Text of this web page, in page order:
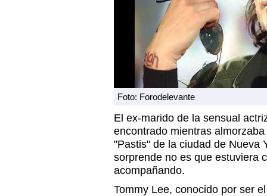
Foto: Forodelevante
El ex-marido de la sensual
encontrado mientras
"Pastis" de la ciudad de Nueva
sorprende no es que estuviera
acompañando.
Tommy Lee, conocido por ser